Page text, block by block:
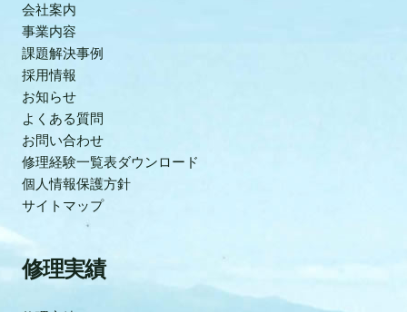
会社案内
事業内容
課題解決事例
採用情報
お知らせ
よくある質問
お問い合わせ
修理経験一覧表ダウンロード
個人情報保護方針
サイトマップ
修理実績